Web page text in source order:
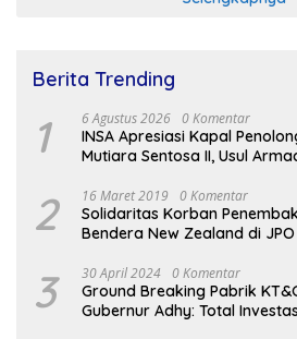
Berita Trending
1 6 Agustus 2026 0 Komentar
INSA Apresiasi Kapal
Mutiara Sentosa II, Usul
2 16 Maret 2019 0 Komentar
Solidaritas Korban
Bendera New Zealand di JPO
3 30 April 2024 0 Komentar
Ground Breaking Pabrik
Gubernur Adhy: Total